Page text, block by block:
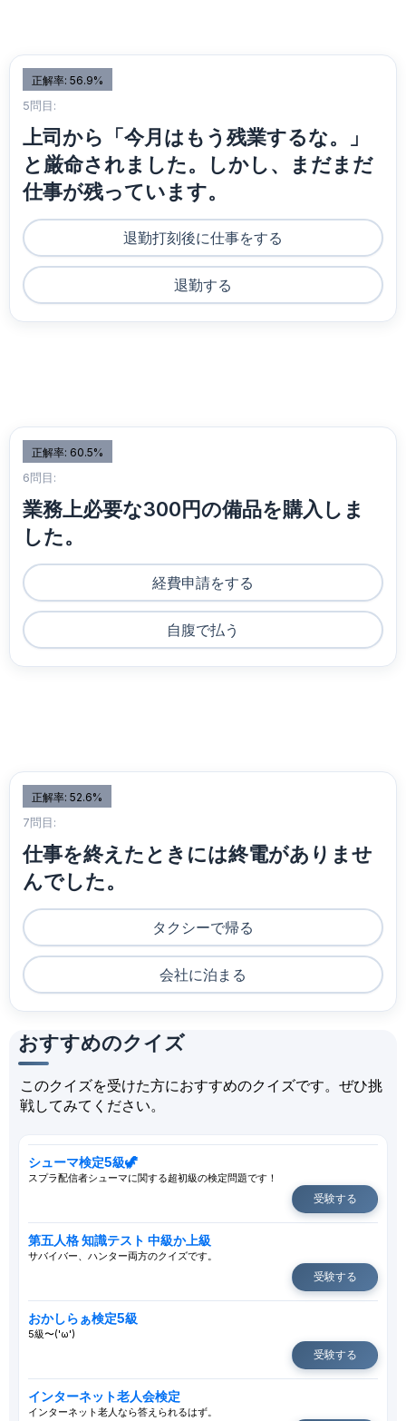
正解率: 56.9%
5問目:
上司から「今月はもう残業するな。」
と厳命されました。しかし、まだまだ
仕事が残っています。
退勤打刻後に仕事をする
退勤する
正解率: 60.5%
6問目:
業務上必要な300円の備品を購入しま
した。
経費申請をする
自腹で払う
正解率: 52.6%
7問目:
仕事を終えたときには終電がありませ
んでした。
タクシーで帰る
会社に泊まる
おすすめのクイズ
このクイズを受けた方におすすめのクイズです。ぜひ挑
戦してみてください。
シューマ検定5級🦖
スプラ配信者シューマに関する超初級の検定問題です！
受験する
第五人格 知識テスト 中級か上級
サバイバー、ハンター両方のクイズです。
受験する
おかしらぁ検定5級
5級〜('ω')
受験する
インターネット老人会検定
インターネット老人なら答えられるはず。